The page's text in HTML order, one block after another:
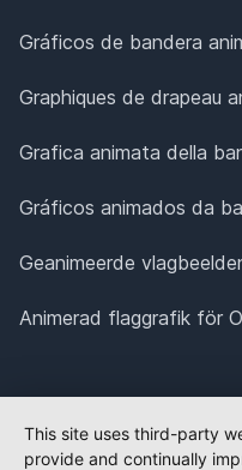
Gráficos de bandera
Graphiques de drapeau
Grafica animata della
Gráficos animados da
Geanimeerde
Animerad flaggrafik för
This site uses third-party
provide and continually